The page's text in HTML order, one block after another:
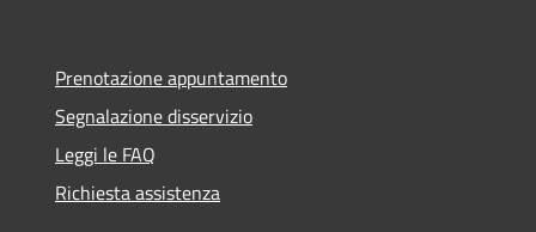
Prenotazione appuntamento
Segnalazione disservizio
Leggi le FAQ
Richiesta assistenza